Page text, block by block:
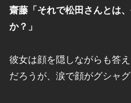
齋藤「それで松田さんとは
か？」
彼女は顔を隠しながらも答
だろうが、涙で顔がグシャ